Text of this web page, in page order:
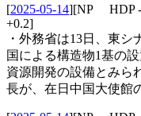
[2025-05-14][NP HDP -
+0.2]
・外務省は13日、東
国による構造物1基の
資源開発の設備とみら
長が、在日中国大使館